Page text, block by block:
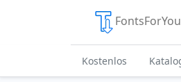
FontsForYou
Kostenlos